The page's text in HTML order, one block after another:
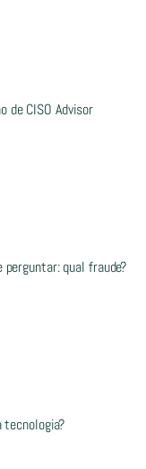
de CISO Advisor
qual fraude?
tecnologia?